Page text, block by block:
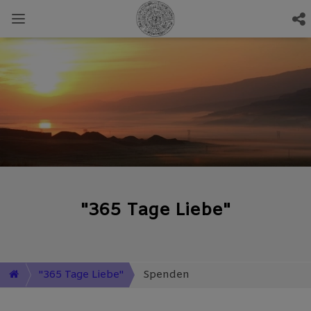
"365 Tage Liebe"
"365 Tage Liebe" Spenden